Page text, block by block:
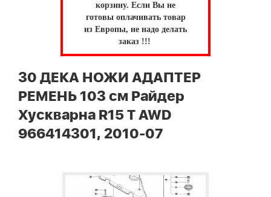
корзину. Если Вы не
готовы оплачивать товар
из Европы, не надо делать
заказ !!!
30 ДЕКА НОЖИ АДАПТЕР
РЕМЕНЬ 103 см Райдер
Хускварна R15 T AWD
966414301, 2010-07